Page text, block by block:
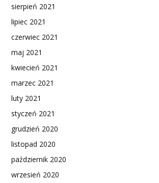
sierpień 2021
lipiec 2021
czerwiec 2021
maj 2021
kwiecień 2021
marzec 2021
luty 2021
styczeń 2021
grudzień 2020
listopad 2020
październik 2020
wrzesień 2020